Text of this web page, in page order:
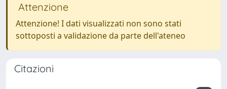
Attenzione
Attenzione! I dati visualizzati non sono stati
sottoposti a validazione da parte dell'ateneo
Citazioni